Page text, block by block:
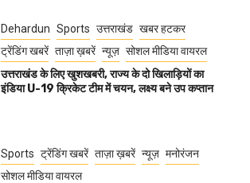
Dehardun Sports उत्तराखंड खबर हटकर
ट्रेंडिंग खबरें ताज़ा ख़बरें न्यूज़ सोशल मीडिया वायरल
उत्तराखंड के लिए खुशखबरी, राज्य के दो खिलाड़ियों का
इंडिया U-19 क्रिकेट टीम में चयन, लक्ष्य बने उप कप्तान
Sports ट्रेंडिंग खबरें ताज़ा ख़बरें न्यूज़ मनोरंजन
सोशल मीडिया वायरल